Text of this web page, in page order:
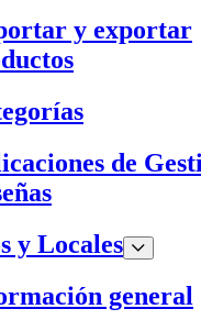
y exportar
de
y Locales
general